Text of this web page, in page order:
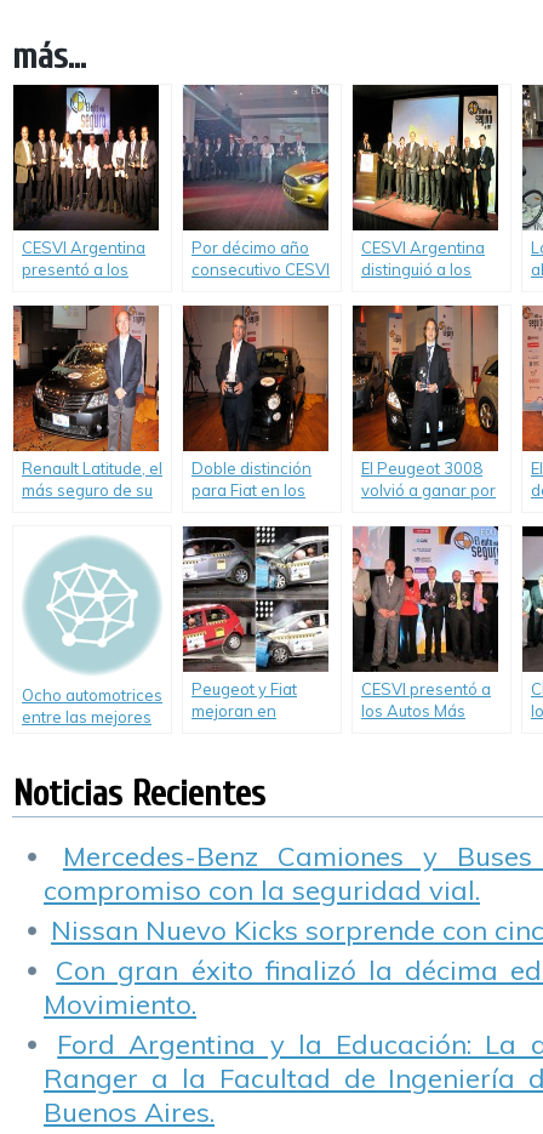
más...
CESVI Argentina
presentó a los
de 2012.
Por décimo año
consecutivo CESVI
los autos más
seguros 2016
CESVI Argentina
distinguió a los
de 2011
Renault Latitude, el
más seguro de su
tercer año
consecutivo.
Doble distinción
para Fiat en los
de 2013.
El Peugeot 3008
volvió a ganar por
premio al Auto más
Seguro en la
Categoría
SUV/Crossover.
Ocho automotrices
entre las mejores
Peugeot y Fiat
mejoran en
decepciona
CESVI presentó a
los Autos Más
Noticias Recientes
Mercedes-Benz Camiones y
compromiso con la seguridad vial.
Nissan Nuevo Kicks sorprende con
Con gran éxito finalizó la décima
Movimiento.
Ford Argentina y la Educación: La
Ranger a la Facultad de Ingeniería
Buenos Aires.